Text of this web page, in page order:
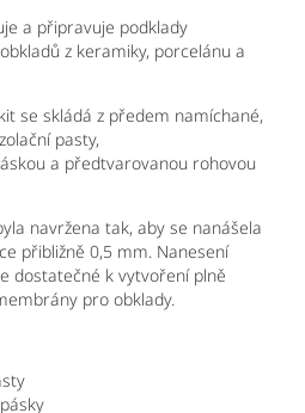
a připravuje podklady
z keramiky, porcelánu a
se skládá z předem namíchané,
pasty,
a předtvarovanou rohovou
navržena tak, aby se nanášela
přibližně 0,5 mm. Nanesení
dostatečné k vytvoření plně
pro obklady.